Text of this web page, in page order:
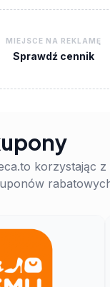
MIEJSCE NA REKLAMĘ
Sprawdź cennik
korzystając